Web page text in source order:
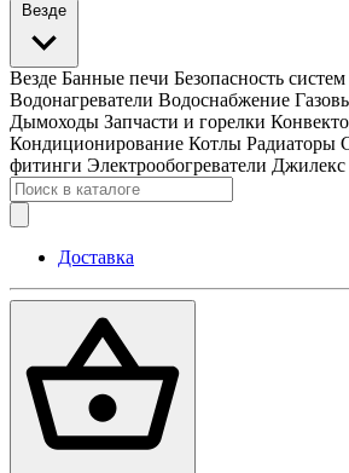
Везде
Везде Банные печи Безопасность
Водонагреватели Водоснабжение
Дымоходы Запчасти и горелки
Кондиционирование Котлы Радиаторы
фитинги Электрообогреватели Джилекс
Доставка